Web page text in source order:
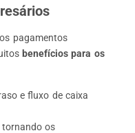
pagamentos
benefícios para os
e fluxo de caixa
tornando os